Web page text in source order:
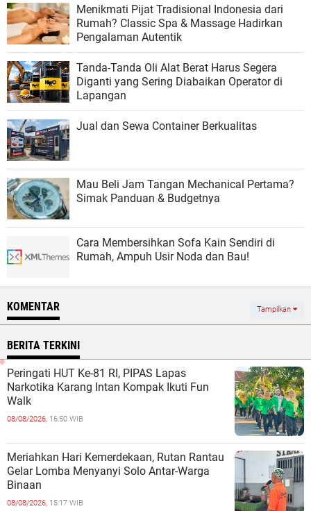
Menikmati Pijat Tradisional Indonesia dari
Rumah? Classic Spa & Massage Hadirkan
Pengalaman Autentik
Tanda-Tanda Oli Alat Berat Harus Segera
Diganti yang Sering Diabaikan Operator di
Lapangan
Jual dan Sewa Container Berkualitas
Mau Beli Jam Tangan Mechanical Pertama?
Simak Panduan & Budgetnya
Cara Membersihkan Sofa Kain Sendiri di
Rumah, Ampuh Usir Noda dan Bau!
KOMENTAR Tampilkan
BERITA TERKINI
Peringati HUT Ke-81 RI, PIPAS Lapas
Narkotika Karang Intan Kompak Ikuti Fun
Walk
08/08/2026, 16:50 WIB
Meriahkan Hari Kemerdekaan, Rutan Rantau
Gelar Lomba Menyanyi Solo Antar-Warga
Binaan
08/08/2026, 15:17 WIB